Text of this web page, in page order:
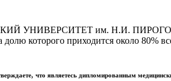
УНИВЕРСИТЕТ им. Н.И.
которого приходится около 80%
что являетесь дипломированным